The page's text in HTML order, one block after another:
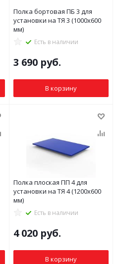
Полка бортовая ПБ 3 для
установки на ТЯ 3 (1000x600
мм)
Есть в наличии
3 690 руб.
В корзину
Полка плоская ПП 4 для
установки на ТЯ 4 (1200x600
мм)
Есть в наличии
4 020 руб.
В корзину